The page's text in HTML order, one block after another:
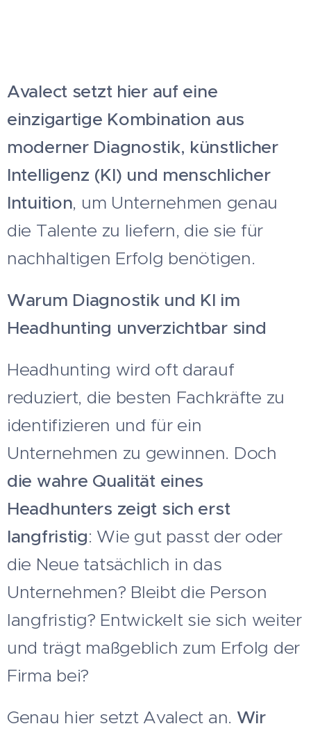
Avalect setzt hier auf eine
einzigartige Kombination aus
moderner Diagnostik, künstlicher
Intelligenz (KI) und menschlicher
Intuition, um Unternehmen genau
die Talente zu liefern, die sie für
nachhaltigen Erfolg benötigen.
Warum Diagnostik und KI im
Headhunting unverzichtbar sind
Headhunting wird oft darauf
reduziert, die besten Fachkräfte zu
identifizieren und für ein
Unternehmen zu gewinnen. Doch
die wahre Qualität eines
Headhunters zeigt sich erst
langfristig: Wie gut passt der oder
die Neue tatsächlich in das
Unternehmen? Bleibt die Person
langfristig? Entwickelt sie sich weiter
und trägt maßgeblich zum Erfolg der
Firma bei?
Genau hier setzt Avalect an. Wir